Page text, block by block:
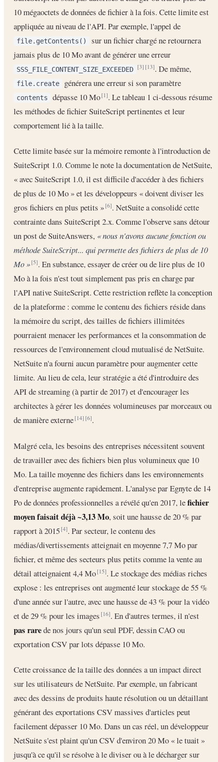
10 mégaoctets de données de fichier à la fois. Cette limite est
appliquée au niveau de l'API. Par exemple, l'appel de
file.getContents()
sur un fichier chargé ne retournera
jamais plus de 10 Mo avant de générer une erreur
SSS_FILE_CONTENT_SIZE_EXCEEDED [3] [13]. De même,
file.create générera une erreur si son paramètre
contents dépasse 10 Mo[1]. Le tableau 1 ci-dessous résume
les méthodes de fichier SuiteScript pertinentes et leur
comportement lié à la taille.
Cette limite basée sur la mémoire remonte à l'introduction de
SuiteScript 1.0. Comme le note la documentation de NetSuite,
« avec SuiteScript 1.0, il est difficile d'accéder à des fichiers
de plus de 10 Mo » et les développeurs « doivent diviser les
gros fichiers en plus petits »[6]. NetSuite a consolidé cette
contrainte dans SuiteScript 2.x. Comme l'observe sans détour
un post de SuiteAnswers, « nous n'avons aucune fonction ou
méthode SuiteScript... qui permette des fichiers de plus de 10
Mo » [5]. En substance, essayer de créer ou de lire plus de 10
Mo à la fois n'est tout simplement pas pris en charge par
l'API native SuiteScript. Cette restriction reflète la conception
de la plateforme : comme le contenu des fichiers réside dans
la mémoire du script, des tailles de fichiers illimitées
pourraient menacer les performances et la consommation de
ressources de l'environnement cloud mutualisé de NetSuite.
NetSuite n'a fourni aucun paramètre pour augmenter cette
limite. Au lieu de cela, leur stratégie a été d'introduire des
API de streaming (à partir de 2017) et d'encourager les
architectes à gérer les données volumineuses par morceaux ou
de manière externe[14] [6].
Malgré cela, les besoins des entreprises nécessitent souvent
de travailler avec des fichiers bien plus volumineux que 10
Mo. La taille moyenne des fichiers dans les environnements
d'entreprise augmente rapidement. L'analyse par Egnyte de 14
Po de données professionnelles a révélé qu'en 2017, lefichier
moyen faisait déjà ~3,13 Mo, soit une hausse de 20 % par
rapport à 2015[4]. Par secteur, le contenu des
médias/divertissements atteignait en moyenne 7,7 Mo par
fichier, et même des secteurs plus petits comme la vente au
détail atteignaient 4,4 Mo[15]. Le stockage des médias riches
explose : les entreprises ont augmenté leur stockage de 55 %
d'une année sur l'autre, avec une hausse de 43 % pour la vidéo
et de 29 % pour les images[16]. En d'autres termes, il n'est
pas rarede nos jours qu'un seul PDF, dessin CAO ou
exportation CSV par lots dépasse 10 Mo.
Cette croissance de la taille des données a un impact direct
sur les utilisateurs de NetSuite. Par exemple, un fabricant
avec des dessins de produits haute résolution ou un détaillant
générant des exportations CSV massives d'articles peut
facilement dépasser 10 Mo. Dans un cas réel, un développeur
NetSuite s'est plaint qu'un CSV d'environ 20 Mo « le tuait »
jusqu'à ce qu'il se résolve à le diviser ou à le décharger sur